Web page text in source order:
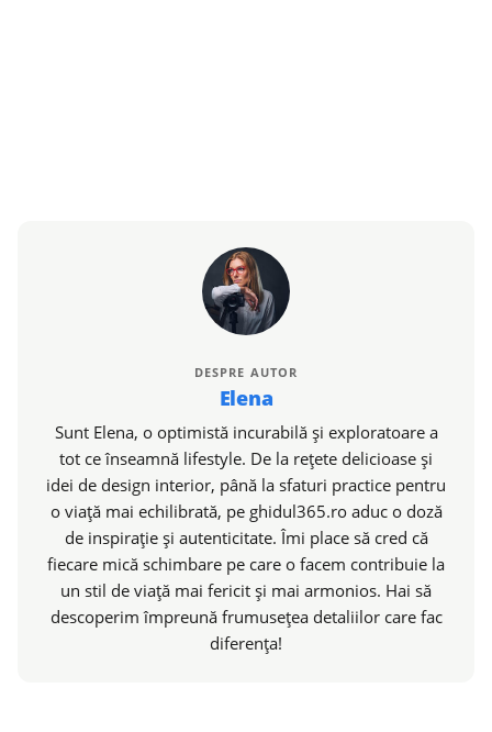
DESPRE AUTOR
Elena
Sunt Elena, o optimistă incurabilă și exploratoare a
tot ce înseamnă lifestyle. De la rețete delicioase și
idei de design interior, până la sfaturi practice pentru
o viață mai echilibrată, pe ghidul365.ro aduc o doză
de inspirație și autenticitate. Îmi place să cred că
fiecare mică schimbare pe care o facem contribuie la
un stil de viață mai fericit și mai armonios. Hai să
descoperim împreună frumusețea detaliilor care fac
diferența!